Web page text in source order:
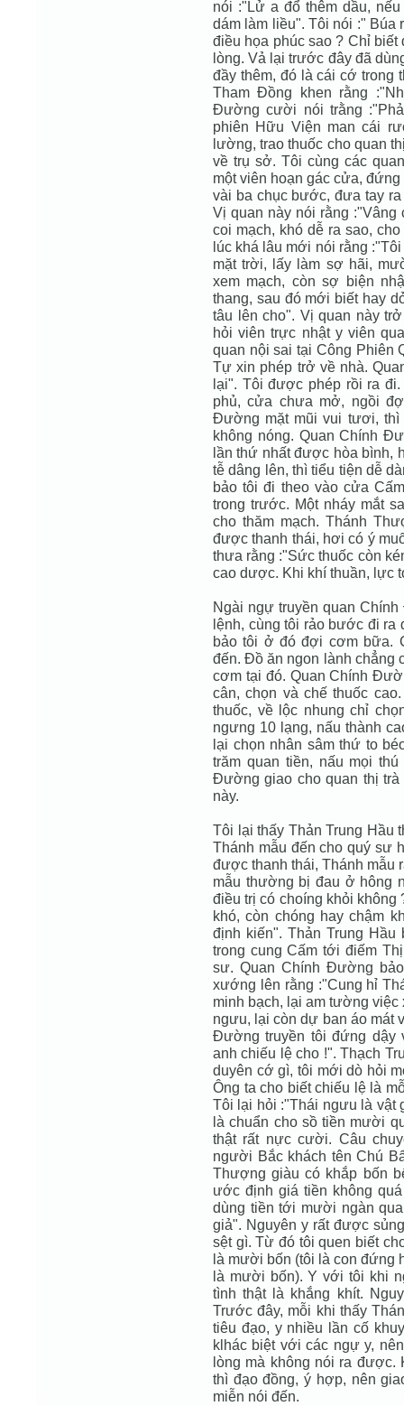
nói :"Lử a đổ thêm dầu,
dám làm liều". Tôi nói :" Búa
điều họa phúc sao ? Chỉ biết
lòng. Vả lại trước đây đã
đầy thêm, đó là cái cớ trong
Tham Đồng khen rằng
Đường cười nói trằng
phiên Hữu Viện man cái
lường, trao thuốc cho quan
về trụ sở. Tôi cùng các
một viên hoạn gác cửa,
vài ba chục bước, đưa tay
Vị quan này nói rằng
coi mạch, khó dễ ra sao,
lúc khá lâu mới nói rằng
mặt trời, lấy làm sợ hãi,
xem mạch, còn sợ biện
thang, sau đó mới biết hay
tâu lên cho". Vị quan này
hỏi viên trực nhật y viên
quan nội sai tại Công Phiên
Tự xin phép trở về nhà.
lại". Tôi được phép rồi ra
phủ, cửa chưa mở, ngồi
Đường mặt mũi vui tươi, thì
không nóng. Quan Chính
lần thứ nhất được hòa bình,
tễ dâng lên, thì tiểu tiện dễ
bảo tôi đi theo vào cửa
trong trước. Một nháy mắt
cho thăm mạch. Thánh
được thanh thái, hơi có ý
thưa rằng :"Sức thuốc còn
cao dược. Khi khí thuần, lực
Ngài ngự truyền quan
lệnh, cùng tôi rảo bước đi ra
bảo tôi ở đó đợi cơm bữa.
đến. Đồ ăn ngon lành chẳng
cơm tại đó. Quan Chính
cân, chọn và chế thuốc
thuốc, về lộc nhung chỉ
ngưng 10 lạng, nấu thành
lại chọn nhân sâm thứ to
trăm quan tiền, nấu mọi
Đường giao cho quan thị
này.
Tôi lại thấy Thản Trung Hầu
Thánh mẫu đến cho quý sư
được thanh thái, Thánh mẫu
mẫu thường bị đau ở hông
điều trị có choíng khỏi
khó, còn chóng hay chậm
định kiến". Thản Trung
trong cung Cấm tới điếm
sư. Quan Chính Đường
xướng lên rằng :"Cung hỉ
minh bạch, lại am tường
ngưu, lại còn dự ban áo mát
Đường truyền tôi đứng dậy
anh chiếu lệ cho !". Thạch
duyên cớ gì, tôi mới dò hỏi
Ông ta cho biết chiếu lệ là
Tôi lại hỏi :"Thái ngưu là vật
là chuẩn cho sồ tiền mười
thật rất nực cười. Câu
người Bắc khách tên Chú
Thượng giàu có khắp bốn
ước định giá tiền không
dùng tiền tới mười ngàn
giả". Nguyên y rất được
sệt gì. Từ đó tôi quen biết
là mười bốn (tôi là con đứng
là mười bốn). Y với tôi khi
tình thật là khắng khít.
Trước đây, mỗi khi thấy
tiêu đạo, y nhiều lần cố
klhác biệt với các ngự y,
lòng mà không nói ra được.
thì đạo đồng, ý hợp, nên
miễn nói đến.